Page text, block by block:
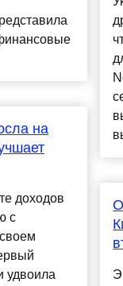
на
доходов
с
удвоила